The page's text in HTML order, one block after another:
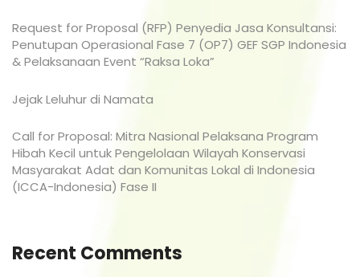
Request for Proposal (RFP) Penyedia Jasa Konsultansi:
Penutupan Operasional Fase 7 (OP7) GEF SGP Indonesia
& Pelaksanaan Event “Raksa Loka”
Jejak Leluhur di Namata
Call for Proposal: Mitra Nasional Pelaksana Program
Hibah Kecil untuk Pengelolaan Wilayah Konservasi
Masyarakat Adat dan Komunitas Lokal di Indonesia
(ICCA-Indonesia) Fase II
Recent Comments